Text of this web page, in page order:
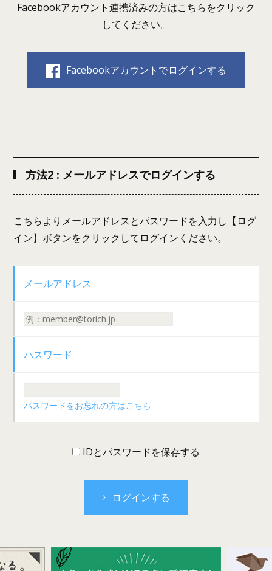
Facebookアカウント連携済みの方はこちらをクリック
してください。
Facebookアカウントでログインする
方法2 : メールアドレスでログインする
こちらよりメールアドレスとパスワードを入力し【ログ
イン】ボタンをクリックしてログインください。
メールアドレス
パスワード
パスワードをお忘れの方はこちら
IDとパスワードを保存する
ログインする